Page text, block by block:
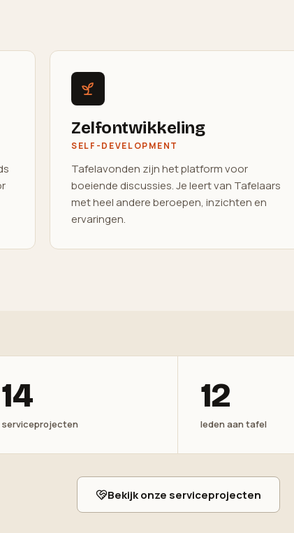
Zelfontwikkeling
SELF-DEVELOPMENT
Tafelavonden zijn het platform voor
boeiende discussies. Je leert van Tafelaars
met heel andere beroepen, inzichten en
ervaringen.
14
serviceprojecten
12
leden aan tafel
Bekijk onze serviceprojecten